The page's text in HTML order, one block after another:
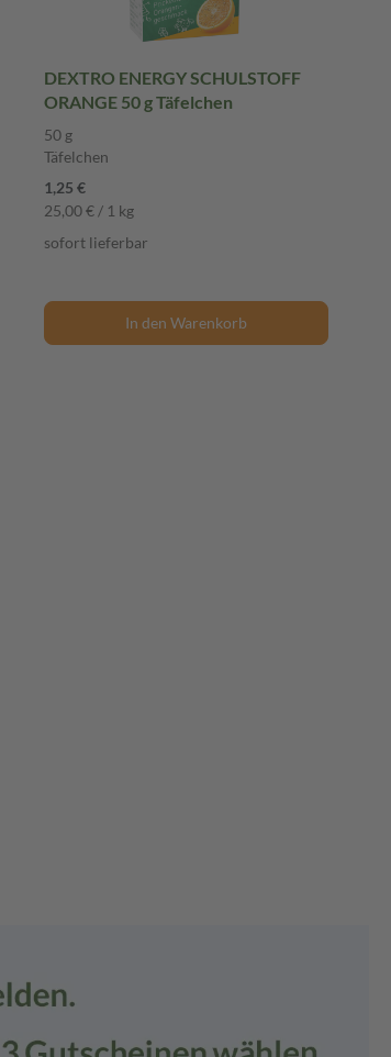
DEXTRO ENERGY SCHULSTOFF
ORANGE 50 g Täfelchen
50 g
Täfelchen
1,25 €
25,00 € / 1 kg
sofort lieferbar
In den Warenkorb